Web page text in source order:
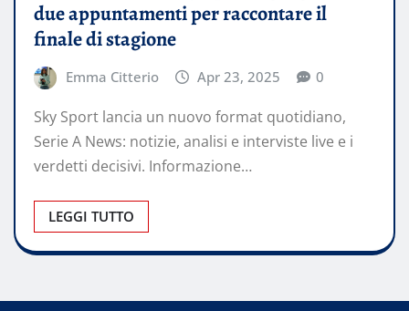
due appuntamenti per raccontare il
finale di stagione
Emma Citterio Apr 23, 2025 0
Sky Sport lancia un nuovo format quotidiano,
Serie A News: notizie, analisi e interviste live e i
verdetti decisivi. Informazione…
LEGGI TUTTO